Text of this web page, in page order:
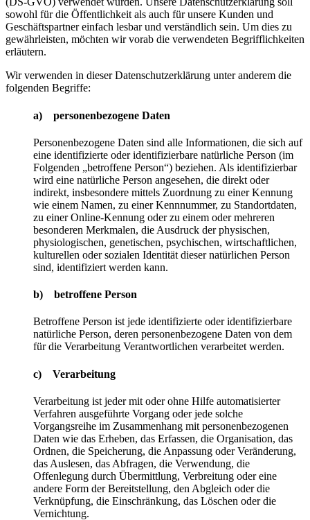
sowohl für die Öffentlichkeit als auch für unsere Kunden und
Geschäftspartner einfach lesbar und verständlich sein. Um dies zu
gewährleisten, möchten wir vorab die verwendeten Begrifflichkeiten
erläutern.
Wir verwenden in dieser Datenschutzerklärung unter anderem die
folgenden Begriffe:
a) personenbezogene Daten
Personenbezogene Daten sind alle Informationen, die sich auf
eine identifizierte oder identifizierbare natürliche Person (im
Folgenden „betroffene Person“) beziehen. Als identifizierbar
wird eine natürliche Person angesehen, die direkt oder
indirekt, insbesondere mittels Zuordnung zu einer Kennung
wie einem Namen, zu einer Kennnummer, zu Standortdaten,
zu einer Online-Kennung oder zu einem oder mehreren
besonderen Merkmalen, die Ausdruck der physischen,
physiologischen, genetischen, psychischen, wirtschaftlichen,
kulturellen oder sozialen Identität dieser natürlichen Person
sind, identifiziert werden kann.
b) betroffene Person
Betroffene Person ist jede identifizierte oder identifizierbare
natürliche Person, deren personenbezogene Daten von dem
für die Verarbeitung Verantwortlichen verarbeitet werden.
c) Verarbeitung
Verarbeitung ist jeder mit oder ohne Hilfe automatisierter
Verfahren ausgeführte Vorgang oder jede solche
Vorgangsreihe im Zusammenhang mit personenbezogenen
Daten wie das Erheben, das Erfassen, die Organisation, das
Ordnen, die Speicherung, die Anpassung oder Veränderung,
das Auslesen, das Abfragen, die Verwendung, die
Offenlegung durch Übermittlung, Verbreitung oder eine
andere Form der Bereitstellung, den Abgleich oder die
Verknüpfung, die Einschränkung, das Löschen oder die
Vernichtung.